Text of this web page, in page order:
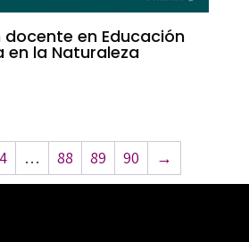
docente en Educación
en la Naturaleza
4 … 88 89 90 →